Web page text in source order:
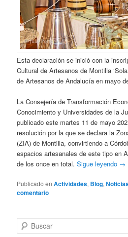
Esta declaración se inició con la
Cultural de Artesanos de Montilla
de Artesanos de Andalucía en mayo
La Consejería de Transformación
Conocimiento y Universidades de la
publicado este martes 11 de mayo
resolución por la que se declara la
(ZIA) de Montilla, convirtiendo a
espacios artesanales de este tipo en
de los once en total.Sigue leyendo →
Publicado en Actividades, Blog,
comentario
u